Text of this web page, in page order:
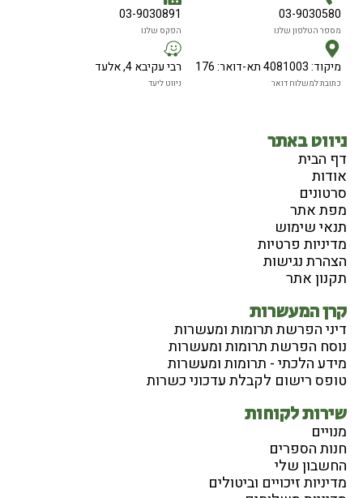
03-9030580
מספר הטלפון שלנו
03-9030891
הפקס שלנו
מיקוד: 4081003 תא-דואר: 176
כתובת למשלוח דואר
רבי עקיבא 4, אלעד
ניווט ליעד
ניווט באתר
דף הבית
אודות
סרטונים
מפת אתר
תנאי שימוש
מדיניות פרטיות
הצהרת נגישות
תקנון אתר
קרן המעשרות
דיני הפרשת תרומות ומעשרות
נוסח הפרשת תרומות ומעשרות
מידע הלכתי - תרומות ומעשרות
טופס רישום לקבלת עדכוני כשרות
שירות לקוחות
מנויים
חנות הספרים
החשבון שלי
מדיניות זיכויים וביטולים